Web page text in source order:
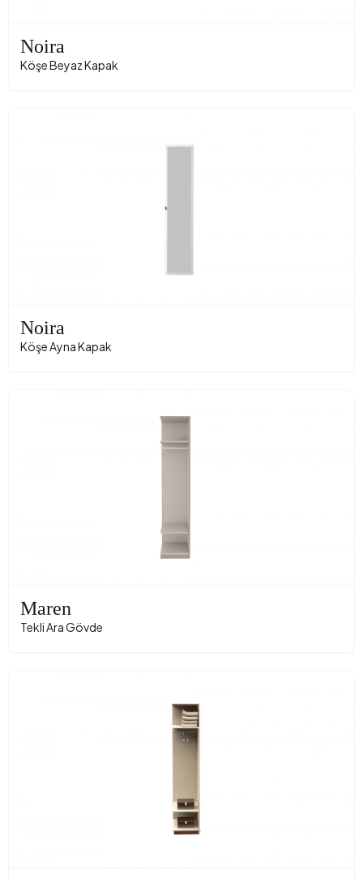
Noira
Köşe Beyaz Kapak
Noira
Köşe Ayna Kapak
Maren
Tekli Ara Gövde